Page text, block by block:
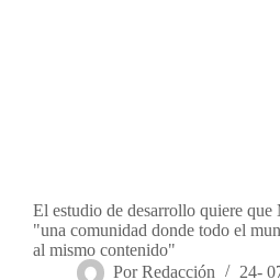
El estudio de desarrollo quiere que
"una comunidad donde todo el
al mismo contenido"
Por Redacción 24-